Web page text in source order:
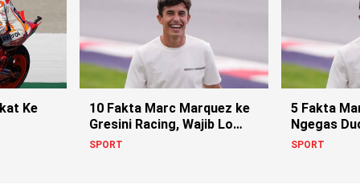
Ke
10 Fakta Marc Marquez ke
Gresini Racing, Wajib Lo
Tahu!
SPORT
5 Fakta
Ngegas
SPORT